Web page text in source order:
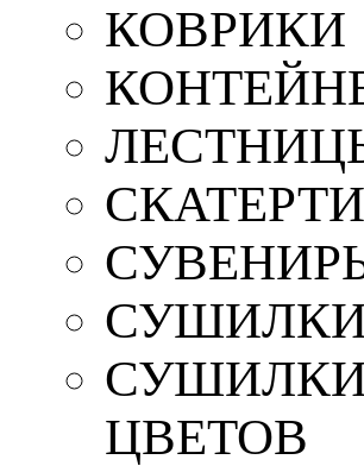
КОВРИКИ
СУШИЛКИ
ЦВЕТОВ